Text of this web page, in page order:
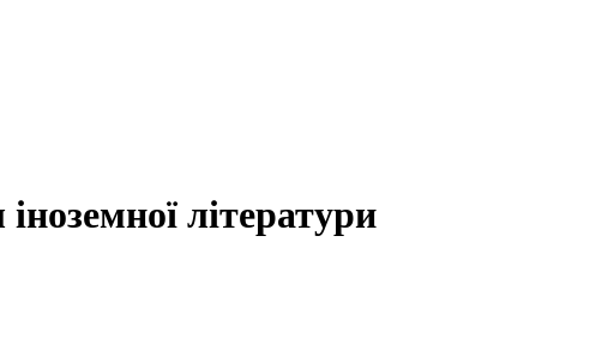
літератури